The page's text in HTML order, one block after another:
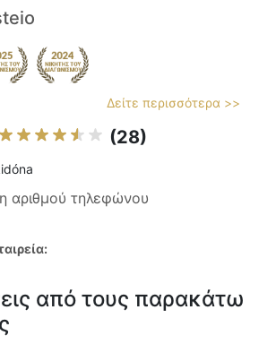
Δείτε περισσότερα >>
(28)
αριθμού τηλεφώνου
από τους παρακάτω